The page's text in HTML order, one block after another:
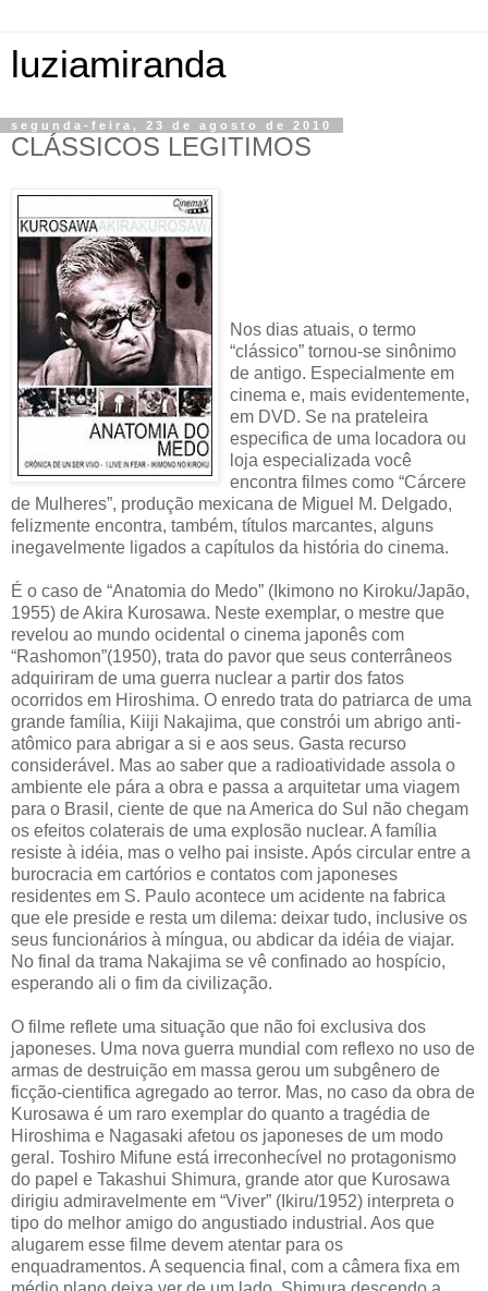
luziamiranda
segunda-feira, 23 de agosto de 2010
CLÁSSICOS LEGITIMOS
Nos dias atuais, o termo
“clássico” tornou-se sinônimo
de antigo. Especialmente em
cinema e, mais evidentemente,
em DVD. Se na prateleira
especifica de uma locadora ou
loja especializada você
encontra filmes como “Cárcere
de Mulheres”, produção mexicana de Miguel M. Delgado,
felizmente encontra, também, títulos marcantes, alguns
inegavelmente ligados a capítulos da história do cinema.
É o caso de “Anatomia do Medo” (Ikimono no Kiroku/Japão,
1955) de Akira Kurosawa. Neste exemplar, o mestre que
revelou ao mundo ocidental o cinema japonês com
“Rashomon”(1950), trata do pavor que seus conterrâneos
adquiriram de uma guerra nuclear a partir dos fatos
ocorridos em Hiroshima. O enredo trata do patriarca de uma
grande família, Kiiji Nakajima, que constrói um abrigo anti-
atômico para abrigar a si e aos seus. Gasta recurso
considerável. Mas ao saber que a radioatividade assola o
ambiente ele pára a obra e passa a arquitetar uma viagem
para o Brasil, ciente de que na America do Sul não chegam
os efeitos colaterais de uma explosão nuclear. A família
resiste à idéia, mas o velho pai insiste. Após circular entre a
burocracia em cartórios e contatos com japoneses
residentes em S. Paulo acontece um acidente na fabrica
que ele preside e resta um dilema: deixar tudo, inclusive os
seus funcionários à míngua, ou abdicar da idéia de viajar.
No final da trama Nakajima se vê confinado ao hospício,
esperando ali o fim da civilização.
O filme reflete uma situação que não foi exclusiva dos
japoneses. Uma nova guerra mundial com reflexo no uso de
armas de destruição em massa gerou um subgênero de
ficção-cientifica agregado ao terror. Mas, no caso da obra de
Kurosawa é um raro exemplar do quanto a tragédia de
Hiroshima e Nagasaki afetou os japoneses de um modo
geral. Toshiro Mifune está irreconhecível no protagonismo
do papel e Takashui Shimura, grande ator que Kurosawa
dirigiu admiravelmente em “Viver” (Ikiru/1952) interpreta o
tipo do melhor amigo do angustiado industrial. Aos que
alugarem esse filme devem atentar para os
enquadramentos. A sequencia final, com a câmera fixa em